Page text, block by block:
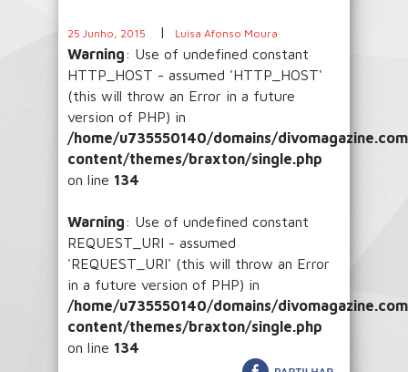
25 Junho, 2015 | Luísa Afonso Moura
Warning: Use of undefined constant
HTTP_HOST - assumed 'HTTP_HOST'
(this will throw an Error in a future
version of PHP) in
/home/u735550140/domains/
content/themes/braxton/single.php
on line 134
Warning: Use of undefined constant
REQUEST_URI - assumed
'REQUEST_URI' (this will throw an Error
in a future version of PHP) in
/home/u735550140/domains/
content/themes/braxton/single.php
on line 134